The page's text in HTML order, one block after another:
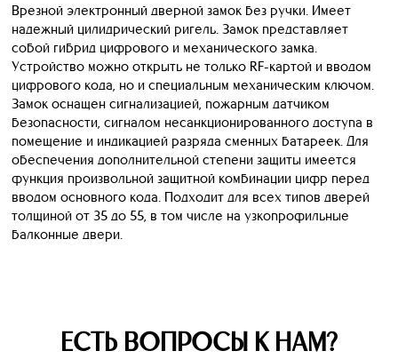
Врезной электронный дверной замок без ручки. Имеет
надежный цилидрический ригель. Замок представляет
собой гибрид цифрового и механического замка.
Устройство можно открыть не только RF-картой и вводом
цифрового кода, но и специальным механическим ключом.
Замок оснащен сигнализацией, пожарным датчиком
безопасности, сигналом несанкционированного доступа в
помещение и индикацией разряда сменных батареек. Для
обеспечения дополнительной степени защиты имеется
функция произвольной защитной комбинации цифр перед
вводом основного кода. Подходит для всех типов дверей
толщиной от 35 до 55, в том числе на узкопрофильные
балконные двери.
ЕСТЬ ВОПРОСЫ К НАМ?